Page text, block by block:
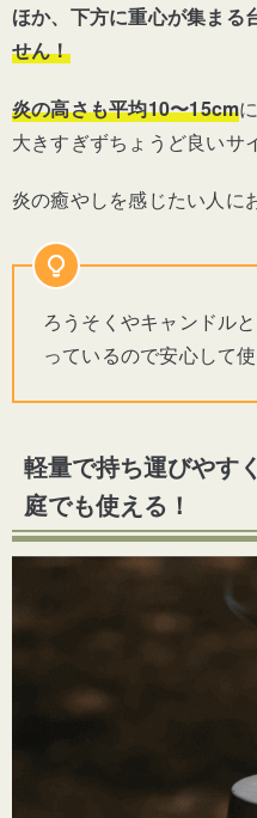
ほか、下方に重心が集まる
せん！
炎の高さも平均10〜15cm
大きすぎずちょうど良いサ
炎の癒やしを感じたい人に
ろうそくやキャンドル
っているので安心して使
軽量で持ち運びやす
庭でも使える！